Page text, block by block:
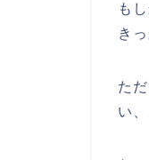
も
き
た
い